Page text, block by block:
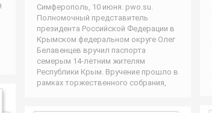
Симферополь, 10 июня. pwo.su.
Полномочный представитель
президента Российской Федерации в
Крымском федеральном округе Олег
Белавенцев вручил паспорта
семерым 14-летним жителям
Республики Крым. Вручение прошло в
рамках торжественного собрания,